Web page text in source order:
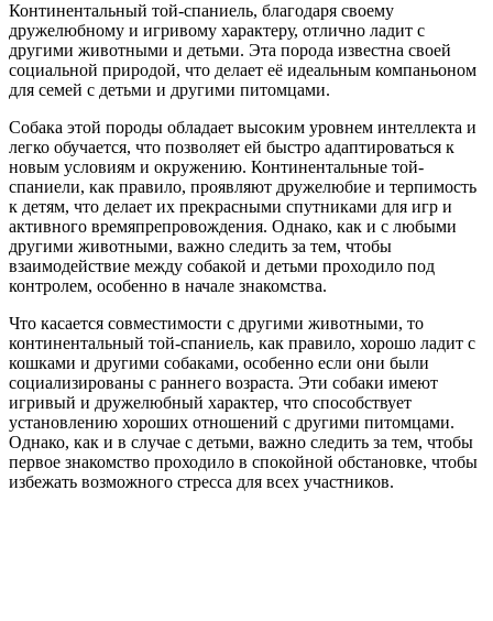
Континентальный той-спаниель, благодаря своему
дружелюбному и игривому характеру, отлично ладит с
другими животными и детьми. Эта порода известна своей
социальной природой, что делает её идеальным компаньоном
для семей с детьми и другими питомцами.
Собака этой породы обладает высоким уровнем интеллекта и
легко обучается, что позволяет ей быстро адаптироваться к
новым условиям и окружению. Континентальные той-
спаниели, как правило, проявляют дружелюбие и терпимость
к детям, что делает их прекрасными спутниками для игр и
активного времяпрепровождения. Однако, как и с любыми
другими животными, важно следить за тем, чтобы
взаимодействие между собакой и детьми проходило под
контролем, особенно в начале знакомства.
Что касается совместимости с другими животными, то
континентальный той-спаниель, как правило, хорошо ладит с
кошками и другими собаками, особенно если они были
социализированы с раннего возраста. Эти собаки имеют
игривый и дружелюбный характер, что способствует
установлению хороших отношений с другими питомцами.
Однако, как и в случае с детьми, важно следить за тем, чтобы
первое знакомство проходило в спокойной обстановке, чтобы
избежать возможного стресса для всех участников.